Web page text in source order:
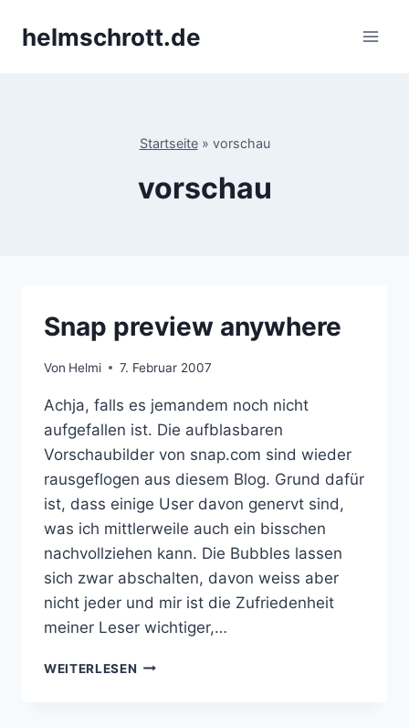
Inhalthelmschrott.de
Startseite» vorschau
vorschau
Snap preview anywhere
Von Helmi 7. Februar 2007
Achja, falls es jemandem noch nicht
aufgefallen ist. Die aufblasbaren
Vorschaubilder von snap.com sind wieder
rausgeflogen aus diesem Blog. Grund dafür
ist, dass einige User davon genervt sind,
was ich mittlerweile auch ein bisschen
nachvollziehen kann. Die Bubbles lassen
sich zwar abschalten, davon weiss aber
nicht jeder und mir ist die Zufriedenheit
meiner Leser wichtiger,…
WEITERLESEN SNAP